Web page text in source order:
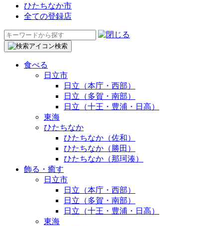
ひたちなか市
全ての登録店
検
索:
検索
食べる
日立市
日立（本庁・西部）
日立（多賀・南部）
日立（十王・豊浦・日高）
東海
ひたちなか
ひたちなか（佐和）
ひたちなか（勝田）
ひたちなか（那珂湊）
飾る・癒す
日立市
日立（本庁・西部）
日立（多賀・南部）
日立（十王・豊浦・日高）
東海